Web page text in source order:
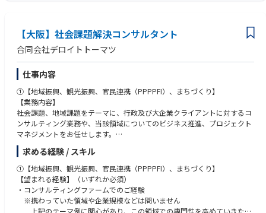
・大学・民間企業での新技術の社会実装に向けた産学連携等プロジェクト
の経験
【求める資格】（推奨）
以下資格をお持ちの方は歓迎。
・MBA
・博士課程
・中小企業診断士
【語学】
・日本語…ビジネスレベル(日本語能力検定1級相当)以上が必須要件
・英語…ビジネスレベルの方歓迎
【求める人材像】
以下の能力を有する方
・コミュニケーション能力
・プレゼンテーション能力
【大阪】社会課題解決コンサルタント
合同会社デロイトトーマツ
仕事内容
①【地域振興、観光振興、官民連携（PPPPFI）、まちづくり】
【業務内容】
社会課題、地域課題をテーマに、行政及び大企業クライアントに対するコ
ンサルティング業務や、当該領域についてのビジネス推進、プロジェクト
マネジメントをお任せします。
主には以下のようなテーマの業務を予定しています（必ずしも全ての業務
を独力で実行する必要はなく、必要に応じて他のマネジャー・スタッフの
サポートを受けながら業務を遂行して頂きます）。
■テーマ例
・観光戦略/地域創生戦略の策定支援、DMO組成支援
求める経験 / スキル
①【地域振興、観光振興、官民連携（PPPPFI）、まちづくり】
【望まれる経験】（いずれか必須）
・コンサルティングファームでのご経験
※携わっていた領域や企業規模などは問いません